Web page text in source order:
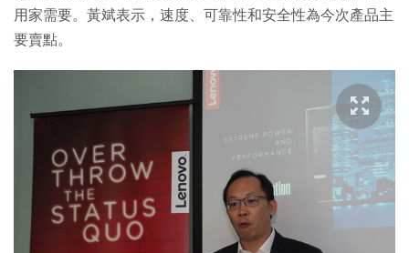
用家需要。黃斌表示，速度、可靠性和安全性為今次產品主
要賣點。